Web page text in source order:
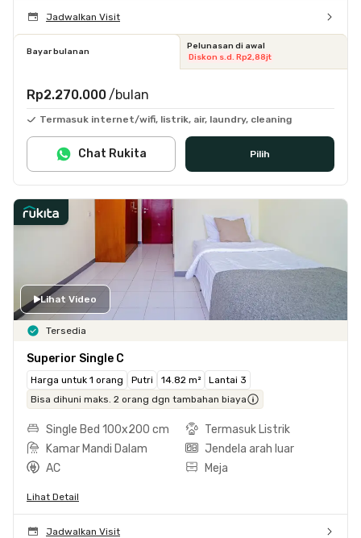
Jadwalkan Visit
Bayar bulanan
Pelunasan di awal
Diskon s.d. Rp2,88jt
Rp2.270.000 /bulan
Termasuk internet/wifi, listrik, air, laundry, cleaning
Pilih
Chat Rukita
Lihat Video
Tersedia
Superior Single C
Harga untuk 1 orang Putri 14.82 m²
Lantai 3
Bisa dihuni maks. 2 orang dgn tambahan biaya
Single Bed 100x200 cm
Termasuk Listrik
Kamar Mandi Dalam
Jendela arah luar
AC
Meja
Lihat Detail
Jadwalkan Visit